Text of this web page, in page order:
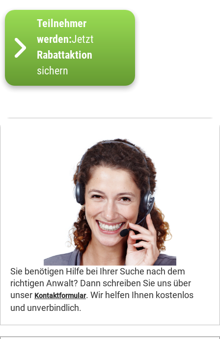
Teilnehmer
werden:Jetzt
Rabattaktion
sichern
Sie benötigen Hilfe bei Ihrer Suche nach dem
richtigen Anwalt? Dann schreiben Sie uns über
unser Kontaktformular. Wir helfen Ihnen kostenlos
und unverbindlich.